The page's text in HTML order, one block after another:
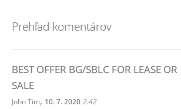
Prehľad komentárov
BEST OFFER BG/SBLC FOR LEASE OR
SALE
John Tim, 10. 7. 2020 2:42